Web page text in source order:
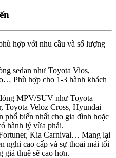
hợp với nhu cầu và số lượng
sedan như Toyota Vios,
Phù hợp cho 1-3 hành khách
MPV/SUV như Toyota
Toyota Veloz Cross, Hyundai
biến nhất cho gia đình hoặc
hành lý vừa phải.
Kia Carnival… Mang lại
nghi cao cấp và sự thoải mái tối
giá thuê sẽ cao hơn.